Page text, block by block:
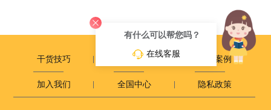
干货技巧 政策动态 成长案例
加入我们 全国中心 隐私政策
有什么可以帮您吗？
在线客服